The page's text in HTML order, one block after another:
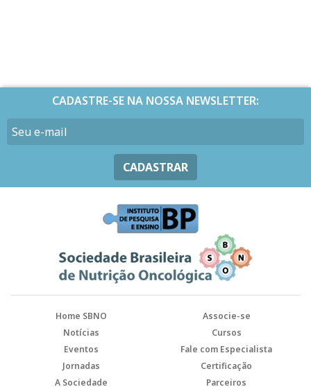
CADASTRE-SE NA NOSSA NEWSLETTER:
CADASTRAR
Home SBNO
Associe-se
Notícias
Cursos
Eventos
Fale com Especialista
Jornadas
Certificação
A Sociedade
Parceiros